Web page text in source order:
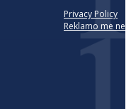
Privacy Policy
Reklamo me ne